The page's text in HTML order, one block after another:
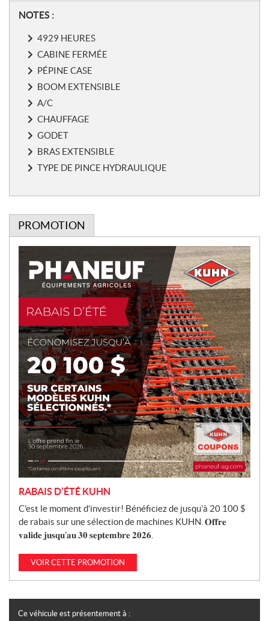
N
NOTES :
4929 HEURES
CABINE FERMÉE
PÉPINE CASE
BOOM EXTENSIBLE
A/C
CHAUFFAGE
GODET
BRAS EXTENSIBLE
TYPE DE PINCE HYDRAULIQUE
PROMOTION
m
i
o
RABAIS D’ÉTÉ KUHN
C’est le moment d’investir! Bénéficiez de jusqu’à 20 100 $
de rabais sur une sélection de machines KUHN. 𝐎𝐟𝐟𝐫𝐞
𝐯𝐚𝐥𝐢𝐝𝐞 𝐣𝐮𝐬𝐪𝐮’𝐚𝐮 𝟑𝟎 𝐬𝐞𝐩𝐭𝐞𝐦𝐛𝐫𝐞 𝟐𝟎𝟐𝟔.
VOIR CETTE PROMOTION
Ce véhicule est présentement à :